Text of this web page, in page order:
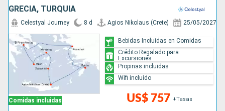
GRECIA, TURQUÍA
Comidas incluidas
Celestyal Journey 8 d Agios Nikolaus (Crete) 25/05/2027
US$ 757 +Tasas
Bebidas Incluidas en Comidas
Crédito Regalado para
Excursiones
Propinas incluidas
Wifi incluido